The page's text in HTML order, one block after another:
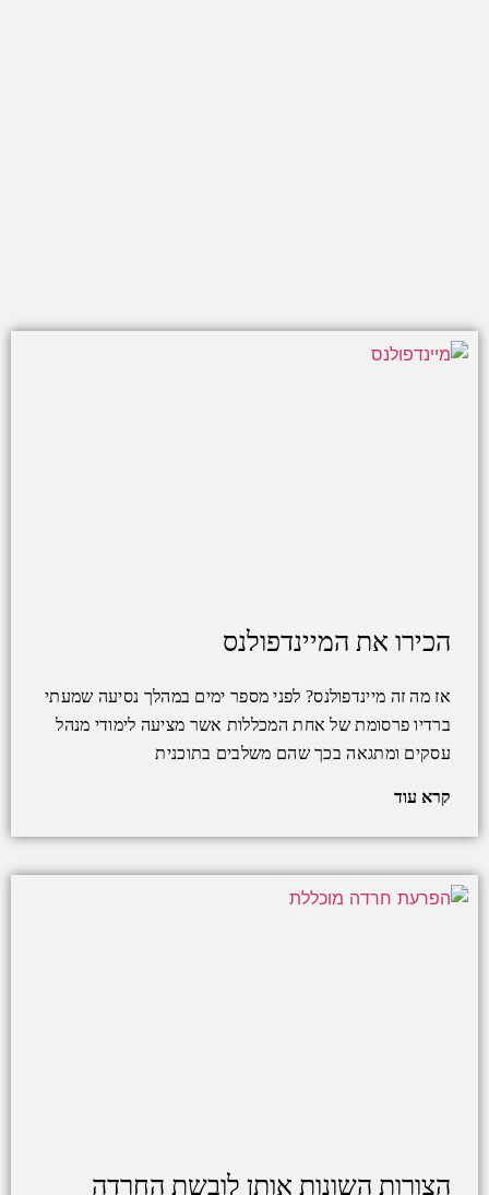
הכירו את המיינדפולנס
אז מה זה מיינדפולנס? לפני מספר ימים במהלך נסיעה שמעתי
ברדיו פרסומת של אחת המכללות אשר מציעה לימודי מנהל
עסקים ומתגאה בכך שהם משלבים בתוכנית
קרא עוד
הצורות השונות אותן לובשת החרדה